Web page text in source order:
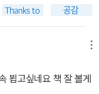
뵙고싶네요 책 잘 볼게